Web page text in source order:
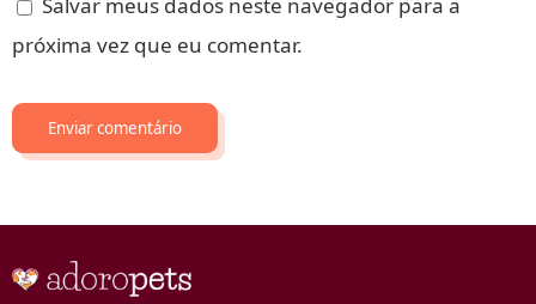
Salvar meus dados neste navegador para a
próxima vez que eu comentar.